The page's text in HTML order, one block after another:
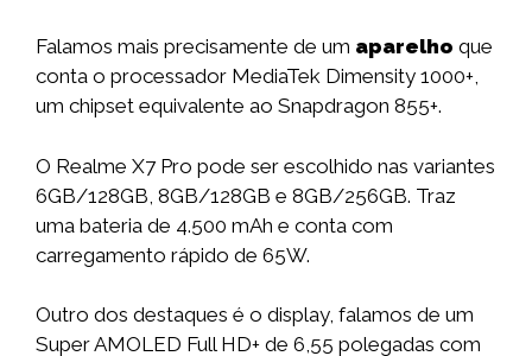
Falamos mais precisamente de um aparelho que
conta o processador MediaTek Dimensity 1000+,
um chipset equivalente ao Snapdragon 855+.
O Realme X7 Pro pode ser escolhido nas variantes
6GB/128GB, 8GB/128GB e 8GB/256GB. Traz
uma bateria de 4.500 mAh e conta com
carregamento rápido de 65W.
Outro dos destaques é o display, falamos de um
Super AMOLED Full HD+ de 6,55 polegadas com